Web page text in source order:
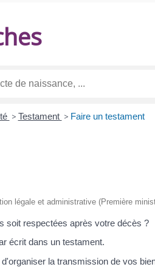
> Testament > Faire un testament
légale et administrative (Première
soit respectées après votre décès ?
écrit dans un testament.
la transmission de vos